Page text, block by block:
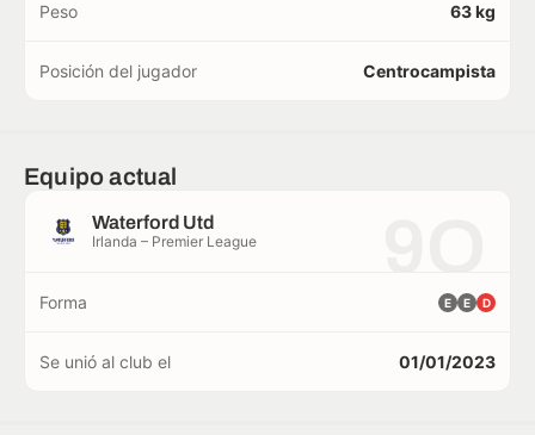
Peso 63 kg
Posición del jugador Centrocampista
Equipo actual
Waterford Utd
Irlanda – Premier League
Forma E E D
Se unió al club el 01/01/2023